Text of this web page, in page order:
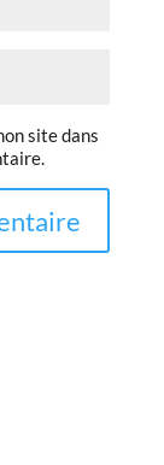
site dans